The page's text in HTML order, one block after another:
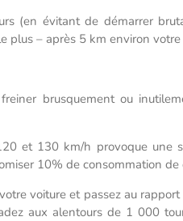
(en évitant de démarrer
plus – après 5 km environ
brusquement ou
et 130 km/h provoque une
10% de consommation de
voiture et passez au
aux alentours de 1 000